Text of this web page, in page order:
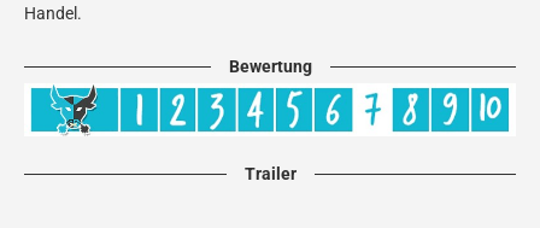
Handel.
Bewertung
Trailer